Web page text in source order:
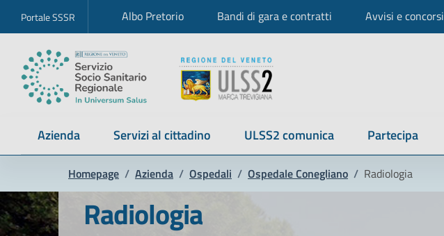
Portale SSSR Albo Pretorio Bandi di gara e contratti Avvisi e concorsi
Azienda Servizi al cittadino ULSS2 comunica Partecipa
Homepage / Azienda / Ospedali / Ospedale Conegliano / Radiologia
Radiologia